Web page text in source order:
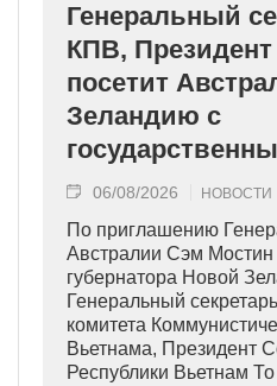
Генеральный
КПВ,
посетит
Зеландию с
06/08/2026 НОВОСТИ
По приглашению
Австралии Сэм Мостин
губернатора Новой
Генеральный
комитета
Вьетнама, Президент
Республики Вьетнам